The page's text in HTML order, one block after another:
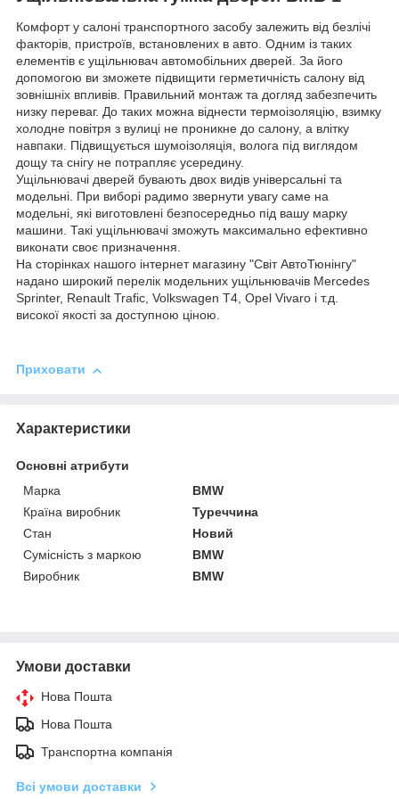
Комфорт у салоні транспортного засобу залежить від безлічі
факторів, пристроїв, встановлених в авто. Одним із таких
елементів є ущільнювач автомобільних дверей. За його
допомогою ви зможете підвищити герметичність салону від
зовнішніх впливів. Правильний монтаж та догляд забезпечить
низку переваг. До таких можна віднести термоізоляцію, взимку
холодне повітря з вулиці не проникне до салону, а влітку
навпаки. Підвищується шумоізоляція, волога під виглядом
дощу та снігу не потрапляє усередину.
Ущільнювачі дверей бувають двох видів універсальні та
модельні. При виборі радимо звернути увагу саме на
модельні, які виготовлені безпосередньо під вашу марку
машини. Такі ущільнювачі зможуть максимально ефективно
виконати своє призначення.
На сторінках нашого інтернет магазину "Світ АвтоТюнінгу"
надано широкий перелік модельних ущільнювачів Mercedes
Sprinter, Renault Trafic, Volkswagen T4, Opel Vivaro і т.д.
високої якості за доступною ціною.
Приховати
Характеристики
Основні атрибути
Марка
BMW
Країна виробник
Туреччина
Стан
Новий
Сумісність з маркою
BMW
Виробник
BMW
Умови доставки
Нова Пошта
Нова Пошта
Транспортна компанія
Всі умови доставки